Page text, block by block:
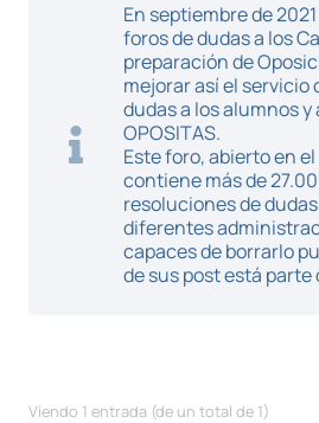
En septiembre de
foros de dudas a los
preparación de
mejorar así el servicio
dudas a los alumnos
OPOSITAS.
Este foro, abierto en
contiene más de
resoluciones de
diferentes
capaces de borrarlo
de sus post está parte
Viendo 1 entrada (de un total de 1)